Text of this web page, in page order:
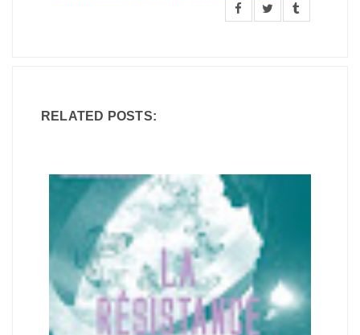
RELATED POSTS: